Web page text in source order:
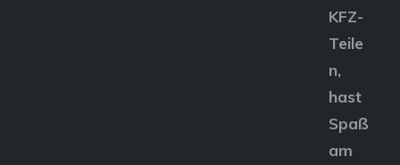
KFZ-
Teile
n,
hast
Spaß
am